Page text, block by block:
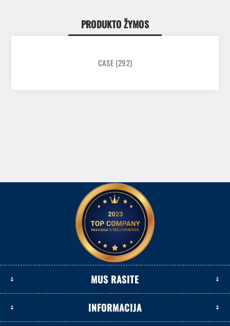
PRODUKTO ŽYMOS
CASE (292)
MUS RASITE
INFORMACIJA